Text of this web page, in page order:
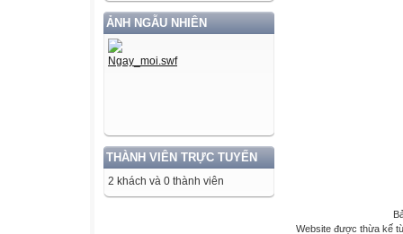
ẢNH NGẪU NHIÊN
THÀNH VIÊN TRỰC TUYẾN
2 khách và 0 thành viên
Website được thừa kế